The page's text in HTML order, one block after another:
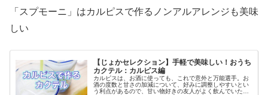
「スプモーニ」はカルピスで作るノンアルアレンジも美味
しい
【じょかセレクション】手軽で美味しい！おうち
カクテル：カルピス編
カルピスは、お酒に使っても、これで意外と万能選手。お
酒の度数と甘さの加減について、好みに調整しやすいとい
う利点があるので、甘い物好きの友人がよく飲んでいたの